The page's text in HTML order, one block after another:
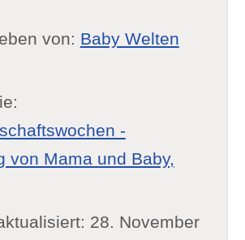
von: Baby Welten
-
von Mama und Baby,
28. November